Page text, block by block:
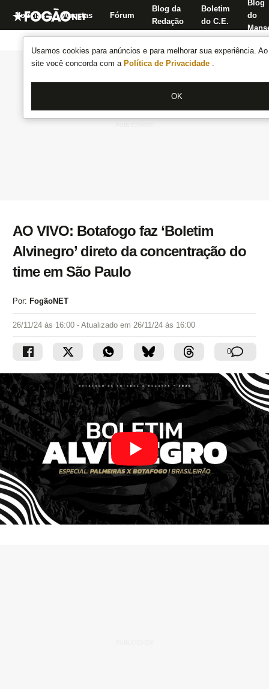
Usamos cookies para anúncios e para melhorar sua experiência.
site você concorda com a Política de Privacidade .
OK
Notícias Apostas Fórum
Blog da
Redação
Boletim
do C.E.
Blog
do
AO VIVO: Botafogo faz ‘Boletim
Alvinegro’ direto da concentração do
time em São Paulo
Por: FogãoNET
26/11/24 às 16:00 - Atualizado em 26/11/24 às 16:00
0